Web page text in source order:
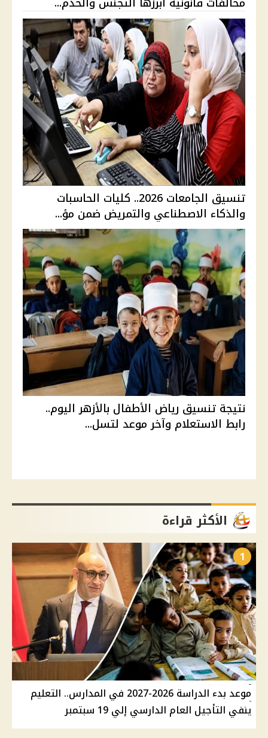
تنسيق الجامعات 2026.. كليات الحاسبات
والذكاء الاصطناعي والتمريض ضمن مؤ...
نتيجة تنسيق رياض الأطفال بالأزهر اليوم..
رابط الاستعلام وآخر موعد لتسل...
الأكثر قراءة
1
موعد بدء الدراسة 2026-2027 في المدارس.. التعليم
ينفي التأجيل العام الدارسي إلي 19 سبتمبر